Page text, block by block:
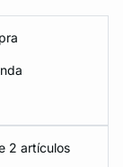
2 artículos